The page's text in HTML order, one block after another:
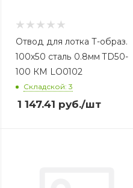
Отвод для лотка Т-образ.
100х50 сталь 0.8мм TD50-
100 КМ LO0102
Складской: 3
1 147.41 руб./шт